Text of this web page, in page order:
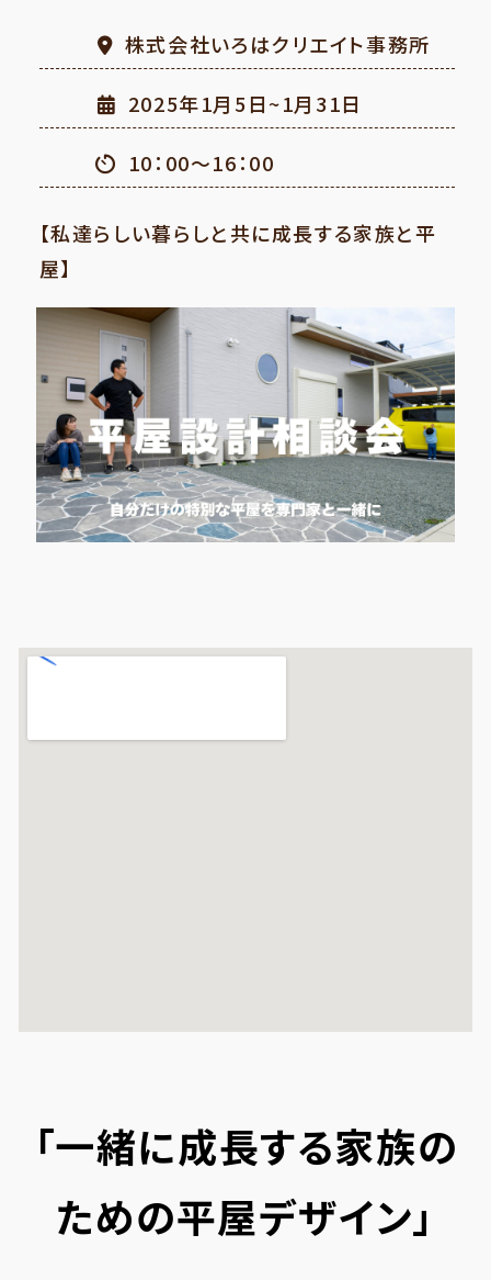
株式会社いろはクリエイト事務所
2025年1月5日~1月31日
10：00～16：00
【私達らしい暮らしと共に成長する家族と平
屋】
「一緒に成長する家族の
ための平屋デザイン」